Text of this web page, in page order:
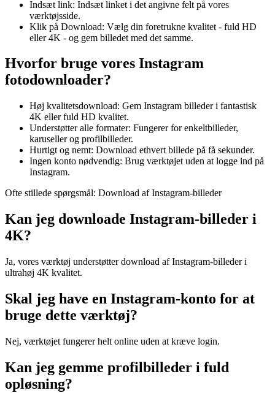
Indsæt link: Indsæt linket i det angivne felt på vores
værktøjsside.
Klik på Download: Vælg din foretrukne kvalitet - fuld HD
eller 4K - og gem billedet med det samme.
Hvorfor bruge vores Instagram
fotodownloader?
Høj kvalitetsdownload: Gem Instagram billeder i fantastisk
4K eller fuld HD kvalitet.
Understøtter alle formater: Fungerer for enkeltbilleder,
karuseller og profilbilleder.
Hurtigt og nemt: Download ethvert billede på få sekunder.
Ingen konto nødvendig: Brug værktøjet uden at logge ind på
Instagram.
Ofte stillede spørgsmål: Download af Instagram-billeder
Kan jeg downloade Instagram-billeder i
4K?
Ja, vores værktøj understøtter download af Instagram-billeder i
ultrahøj 4K kvalitet.
Skal jeg have en Instagram-konto for at
bruge dette værktøj?
Nej, værktøjet fungerer helt online uden at kræve login.
Kan jeg gemme profilbilleder i fuld
opløsning?